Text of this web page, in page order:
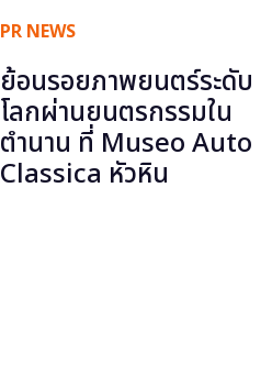
PR NEWS
ย้อนรอยภาพยนตร์ระดับ
โลกผ่านยนตรกรรมใน
ตำนาน ที่ Museo Auto
Classica หัวหิน